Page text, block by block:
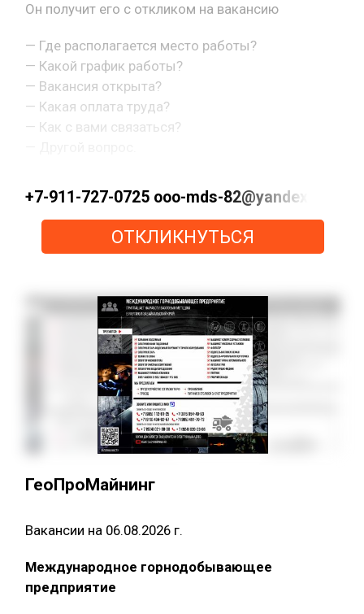
Он получит его с откликом на вакансию
— Где располагается место работы?
— Какой график работы?
— Вакансия открыта?
— Какая оплата труда?
— Как с вами связаться?
+7-911-727-0725 ooo-mds-82@yandex.ru
ОТКЛИКНУТЬСЯ
ГеоПроМайнинг
Вакансии на 06.08.2026 г.
Международное горнодобывающее
предприятие